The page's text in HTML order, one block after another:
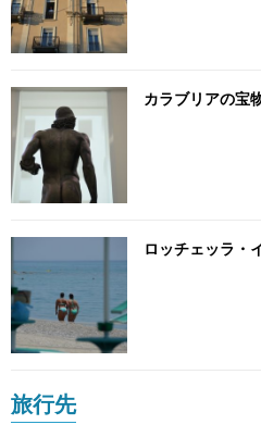
カラブリアの宝
ロッチェッラ・
旅行先